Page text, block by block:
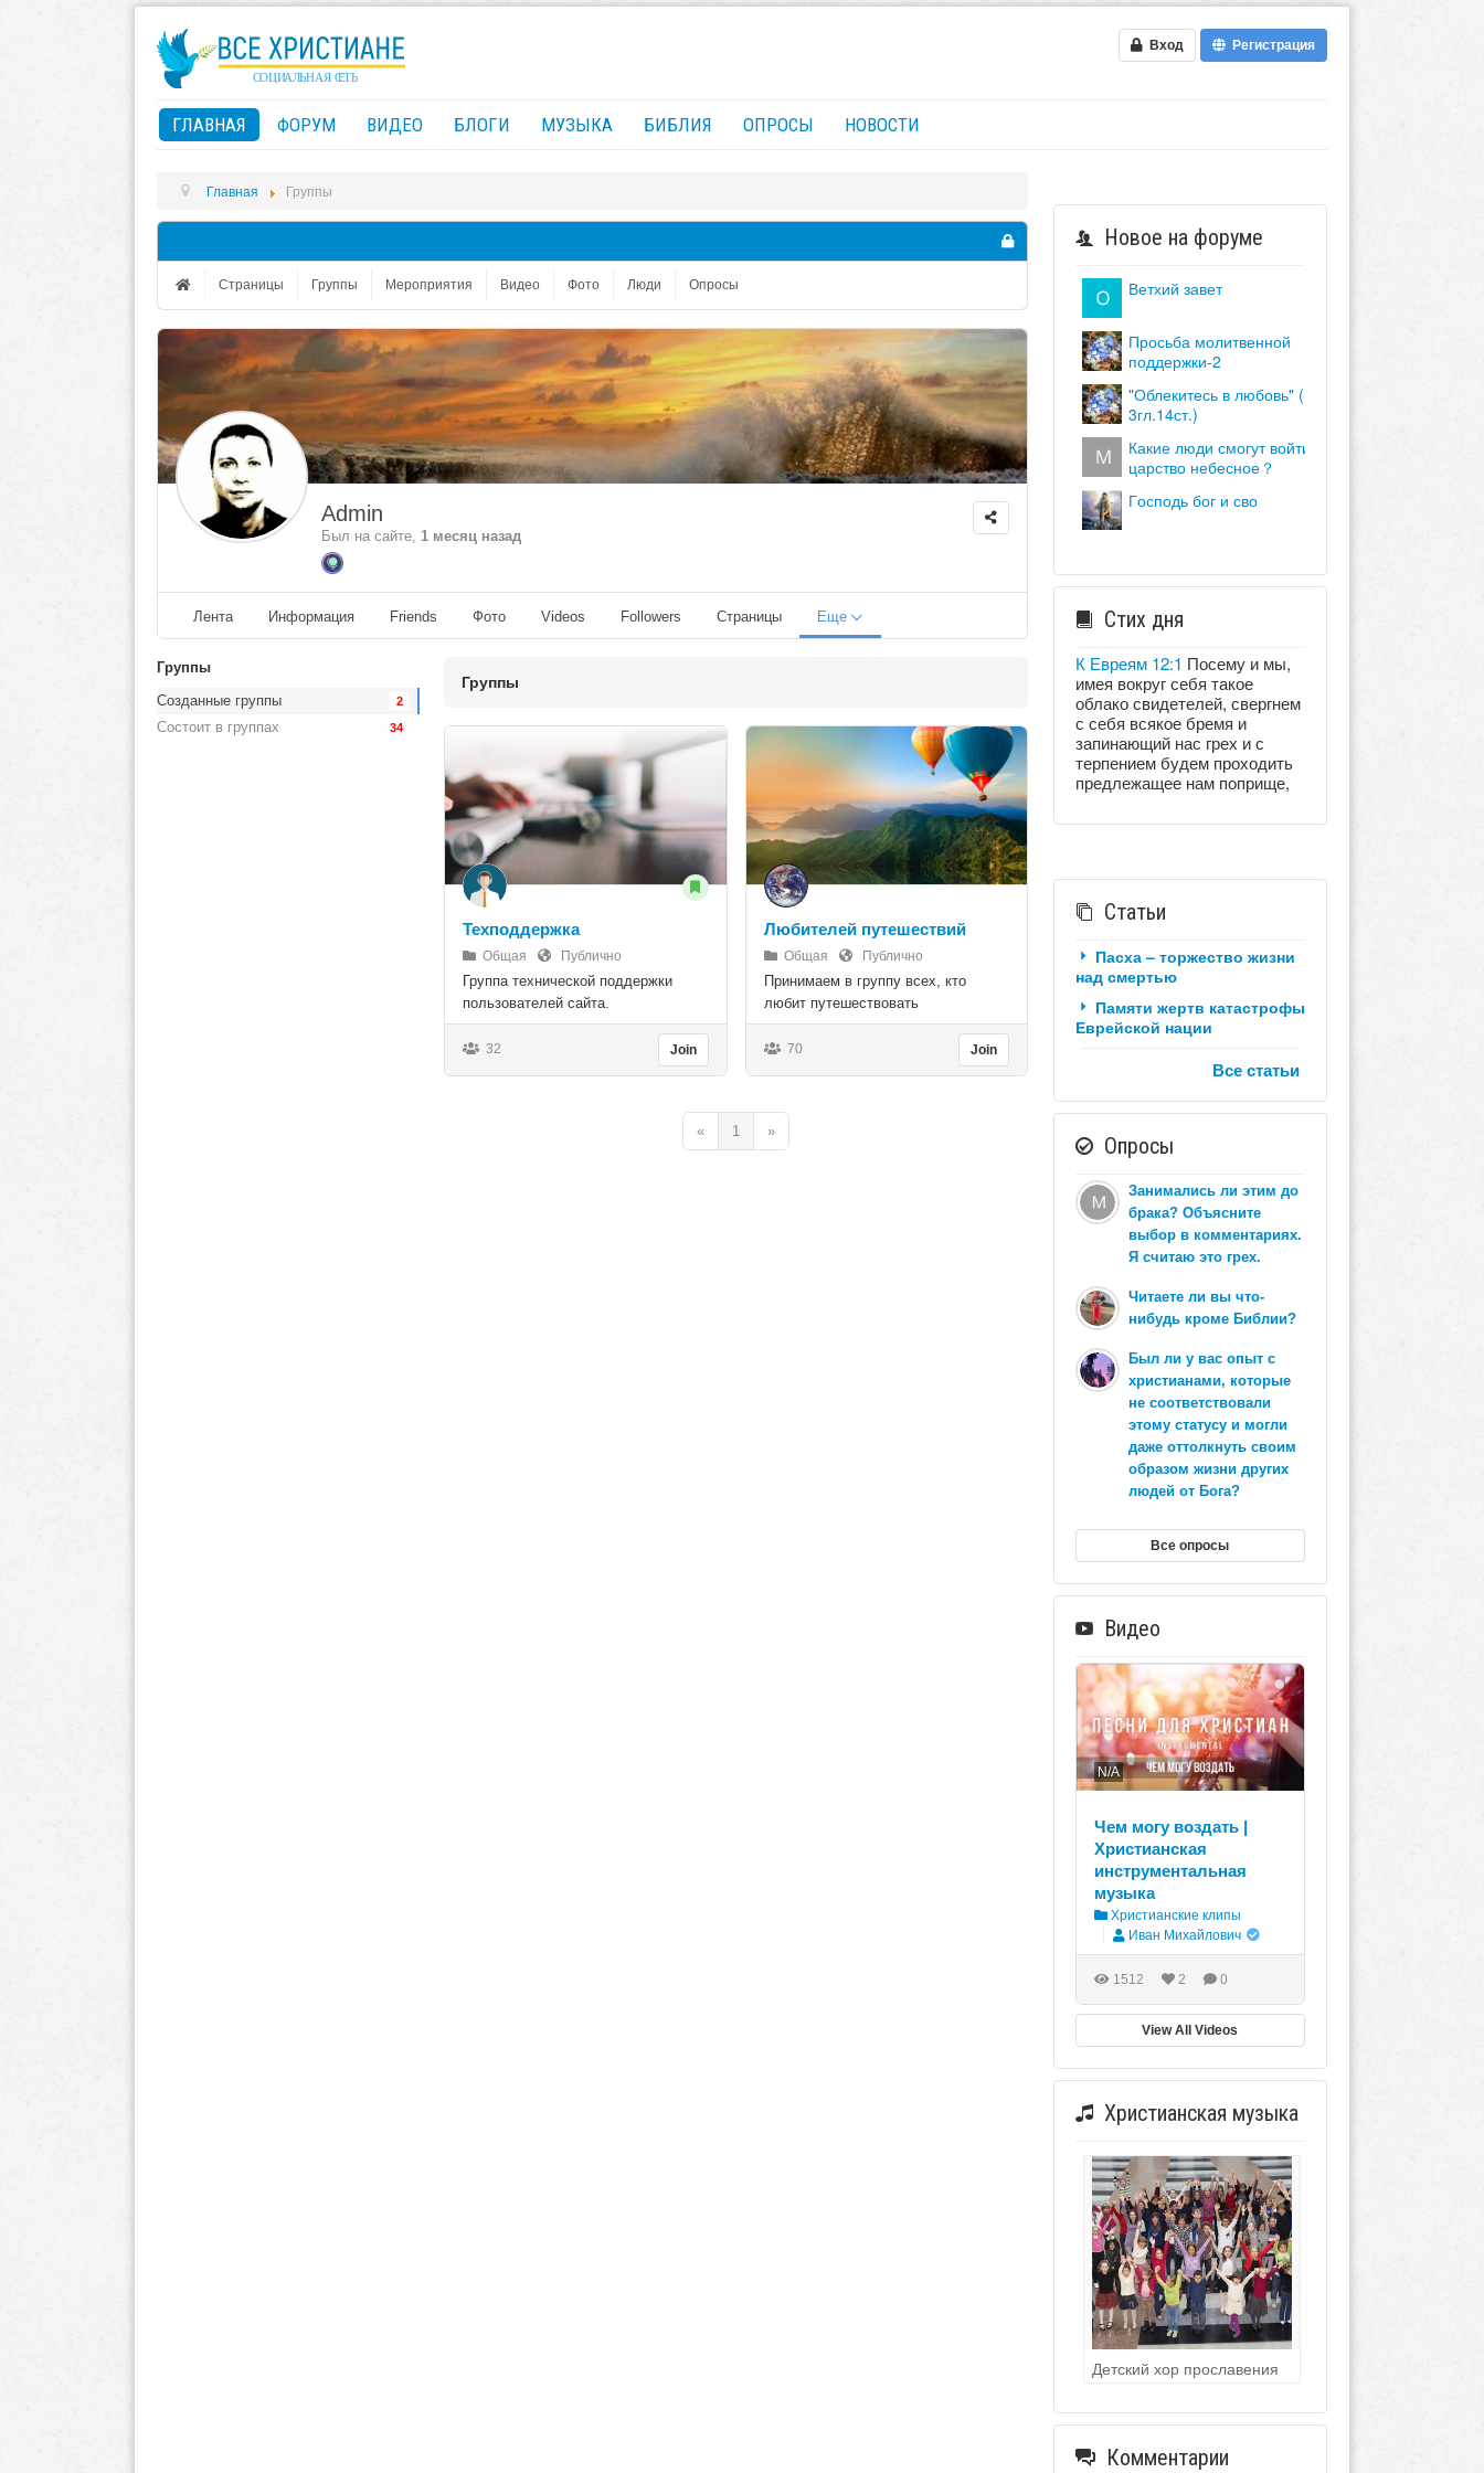
Вход Регистрация
ГЛАВНАЯ ФОРУМ ВИДЕО БЛОГИ МУЗЫКА БИБЛИЯ ОПРОСЫ НОВОСТИ
Главная Группы
Страницы Группы Мероприятия Видео Фото Люди Опросы
Admin
Был на сайте, 1 месяц назад
Лента Информация Friends Фото Videos Followers Страницы Еще
Группы
Созданные группы
2
Состоит в группах 34
Группы
Техподдержка
Общая Публично
Группа технической поддержки
пользователей сайта.
32 Join
Любителей путешествий
Общая Публично
Принимаем в группу всех, кто
любит путешествовать
70 Join
« 1 »
Новое на форуме
ветхий завет
просьба молитвенной
поддержки-2
"облекитесь в любовь" (кол.
3гл.14ст.)
какие люди смогут войти в
царство небесное？
господь бог и сво
Стих дня
К Евреям 12:1 Посему и мы,
имея вокруг себя такое
облако свидетелей, свергнем
с себя всякое бремя и
запинающий нас грех и с
терпением будем проходить
предлежащее нам поприще,
Статьи
Пасха – торжество жизни
над смертью
Памяти жертв катастрофы
Еврейской нации
Все статьи
Опросы
Занимались ли этим до
брака? Объясните
выбор в комментариях.
Я считаю это грех.
Читаете ли вы что-
нибудь кроме Библии?
Был ли у вас опыт с
христианами, которые
не соответствовали
этому статусу и могли
даже оттолкнуть своим
образом жизни других
людей от Бога?
Все опросы
Видео
N/A
Чем могу воздать |
Христианская
инструментальная
музыка
Христианские клипы
Иван Михайлович
1512 2 0
View All Videos
Христианская музыка
Детский хор прославения
Комментарии